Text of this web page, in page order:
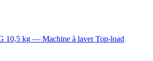
10,5 kg — Machine à laver Top-load